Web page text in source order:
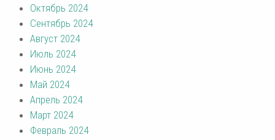
Октябрь 2024
Сентябрь 2024
Август 2024
Июль 2024
Июнь 2024
Май 2024
Апрель 2024
Март 2024
Февраль 2024